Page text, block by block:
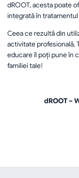
dROOT, acesta poate
integrată în
Ceea ce rezultă din
activitate profesională.
educare îl poți pune în
familiei tale!
dROOT –